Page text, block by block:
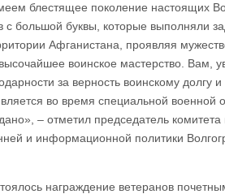
блестящее поколение настоящих
с большой буквы, которые выполняли
Афганистана, проявляя
воинское мастерство. Вам,
за верность воинскому долгу
во время специальной военной
– отметил председатель
и информационной политики
награждение ветеранов